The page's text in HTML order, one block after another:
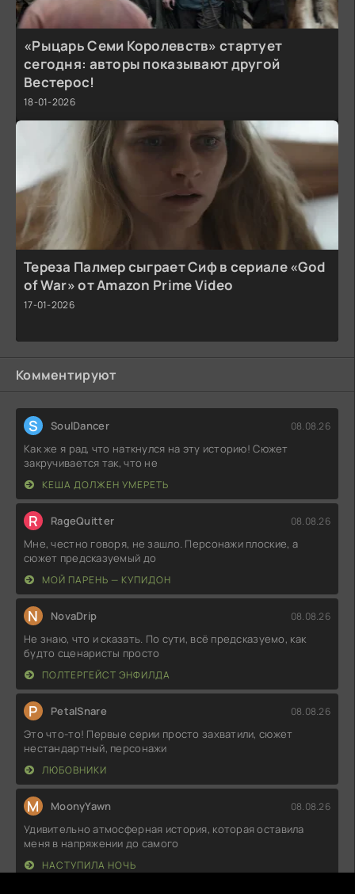
«Рыцарь Семи Королевств» стартует
сегодня: авторы показывают другой
Вестерос!
18-01-2026
Тереза Палмер сыграет Сиф в сериале «God
of War» от Amazon Prime Video
17-01-2026
Комментируют
S SoulDancer 08.08.26
Как же я рад, что наткнулся на эту историю! Сюжет
закручивается так, что не
КЕША ДОЛЖЕН УМЕРЕТЬ
R RageQuitter 08.08.26
Мне, честно говоря, не зашло. Персонажи плоские, а
сюжет предсказуемый до
МОЙ ПАРЕНЬ — КУПИДОН
N NovaDrip 08.08.26
Не знаю, что и сказать. По сути, всё предсказуемо, как
будто сценаристы просто
ПОЛТЕРГЕЙСТ ЭНФИЛДА
P PetalSnare 08.08.26
Это что-то! Первые серии просто захватили, сюжет
нестандартный, персонажи
ЛЮБОВНИКИ
M MoonyYawn 08.08.26
Удивительно атмосферная история, которая оставила
меня в напряжении до самого
НАСТУПИЛА НОЧЬ